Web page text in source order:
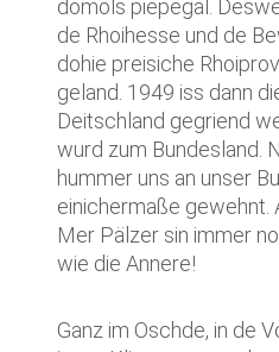
domols piepegal.
de Rhoihesse und de
dohie preisiche
geland. 1949 iss dann
Deitschland gegriend
wurd zum Bundesland.
hummer uns an unser
einichermaße
Mer Pälzer sin immer
wie die Annere!
Ganz im Oschde, in de